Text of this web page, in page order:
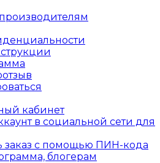
кабинет
в социальной сети для
заказ с помощью ПИН-кода
блогерам